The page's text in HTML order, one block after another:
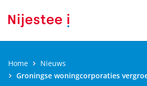
Home
Nieuws
Groningse woningcorporaties